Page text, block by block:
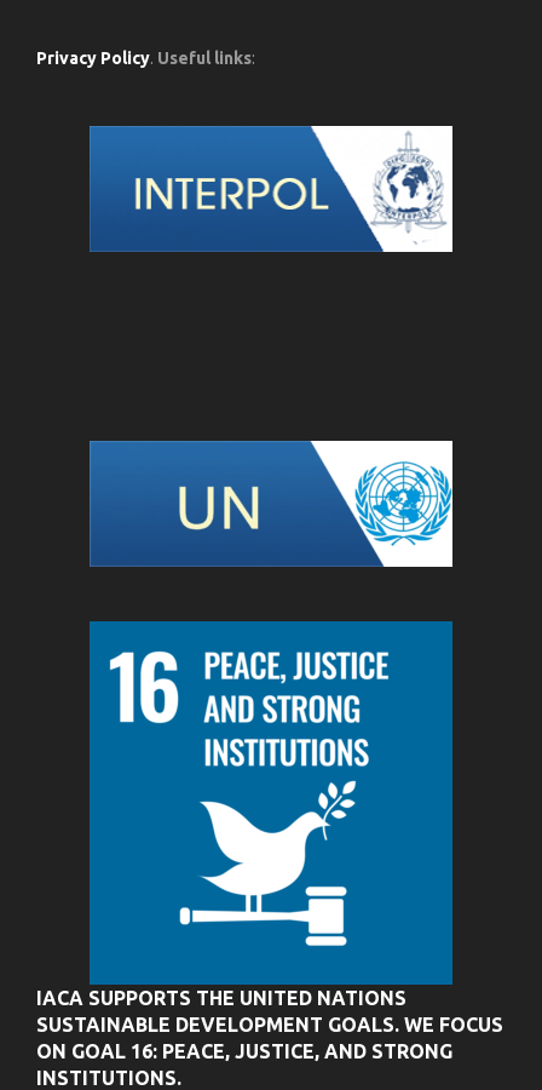
Privacy Policy. Useful links:
IACA SUPPORTS THE UNITED NATIONS
SUSTAINABLE DEVELOPMENT GOALS. WE FOCUS
ON GOAL 16: PEACE, JUSTICE, AND STRONG
INSTITUTIONS.